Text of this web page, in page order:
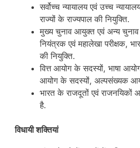
सर्वोच्च न्यायालय एवं उच्च
राज्यों के राज्यपाल की नियुक्ति.
मुख्य चुनाव आयुक्त एवं अन्य
नियंत्रक एवं महालेखा परीक्षक,
की नियुक्ति.
वित्त आयोग के सदस्यों, भाषा
आयोग के सदस्यों, अल्पसंख्यक
भारत के राजदूतों एवं राजनयिकों
है.
विधायी शक्तियां